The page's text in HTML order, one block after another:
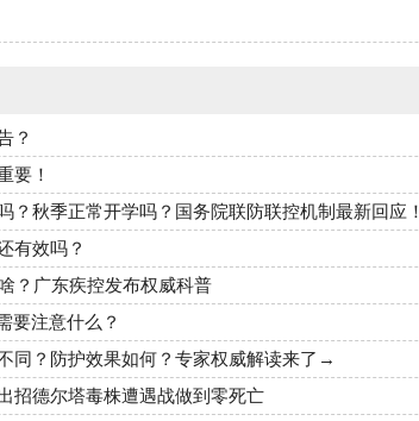
？
要！
？秋季正常开学吗？国务院联防联控机制最新回应！
有效吗？
？广东疾控发布权威科普
要注意什么？
同？防护效果如何？专家权威解读来了→
招德尔塔毒株遭遇战做到零死亡